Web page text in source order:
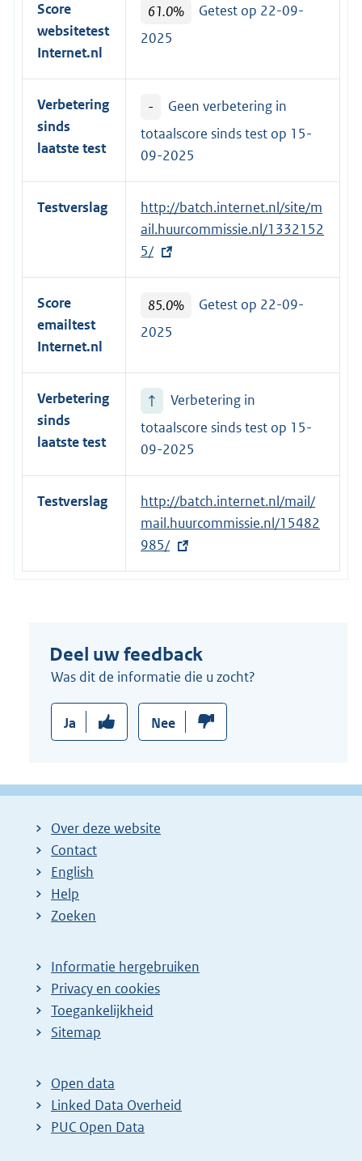
Score
websitetest
Internet.nl
61.0%
Getest op 22-09-
2025
Verbetering
sinds
laatste test
-
Geen verbetering in
totaalscore sinds test op 15-
09-2025
Testverslag
E
x
t
e
e
k
:
http://batch.internet.nl/site/m
ail.huurcommissie.nl/1332152
5/
Score
emailtest
Internet.nl
85.0%
Getest op 22-09-
2025
Verbetering
sinds
laatste test
↑
Verbetering in
totaalscore sinds test op 15-
09-2025
Testverslag
E
x
t
e
l
i
:
http://batch.internet.nl/mail/
mail.huurcommissie.nl/15482
985/
Deel uw feedback
Was dit de informatie die u zocht?
Ja Nee
Over deze website
Contact
English
Help
Zoeken
Informatie hergebruiken
Privacy en cookies
Toegankelijkheid
Sitemap
Open data
Linked Data Overheid
PUC Open Data